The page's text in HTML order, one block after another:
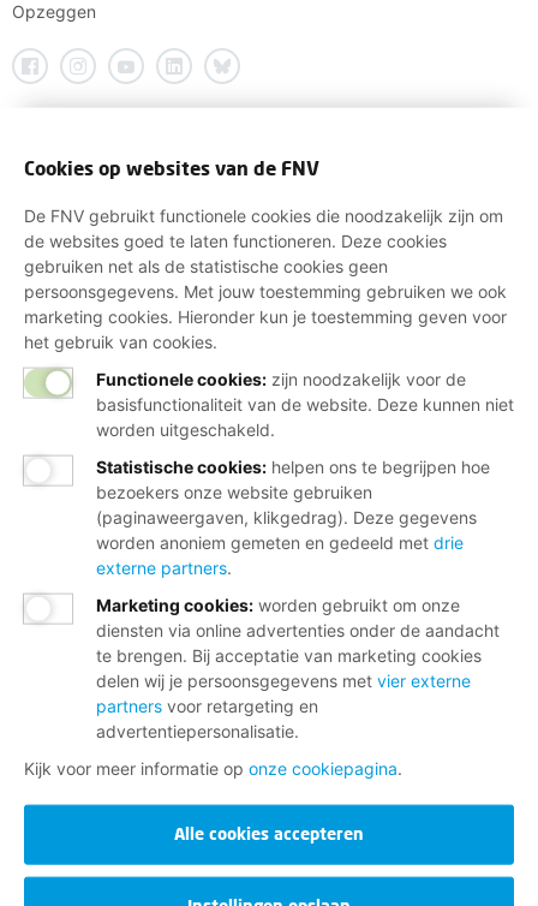
Opzeggen
Cookies op websites van de FNV
De FNV gebruikt functionele cookies die noodzakelijk zijn om
de websites goed te laten functioneren. Deze cookies
gebruiken net als de statistische cookies geen
persoonsgegevens. Met jouw toestemming gebruiken we ook
marketing cookies. Hieronder kun je toestemming geven voor
het gebruik van cookies.
Functionele cookies: zijn noodzakelijk voor de
basisfunctionaliteit van de website. Deze kunnen niet
worden uitgeschakeld.
Statistische cookies: helpen ons te begrijpen hoe
bezoekers onze website gebruiken
(paginaweergaven, klikgedrag). Deze gegevens
worden anoniem gemeten en gedeeld met drie
externe partners.
Marketing cookies: worden gebruikt om onze
diensten via online advertenties onder de aandacht
te brengen. Bij acceptatie van marketing cookies
delen wij je persoonsgegevens met vier externe
partners voor retargeting en
advertentiepersonalisatie.
Kijk voor meer informatie op onze cookiepagina.
Alle cookies accepteren